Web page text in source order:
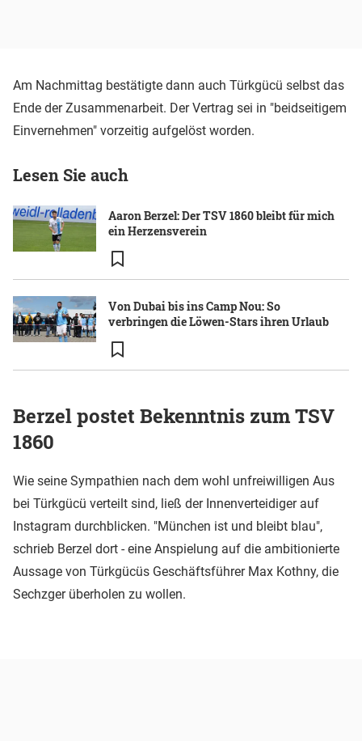
Am Nachmittag bestätigte dann auch Türkgücü selbst das
Ende der Zusammenarbeit. Der Vertrag sei in "beidseitigem
Einvernehmen" vorzeitig aufgelöst worden.
Lesen Sie auch
Aaron Berzel: Der TSV 1860 bleibt für mich
ein Herzensverein
Von Dubai bis ins Camp Nou: So
verbringen die Löwen-Stars ihren Urlaub
Berzel postet Bekenntnis zum TSV
1860
Wie seine Sympathien nach dem wohl unfreiwilligen Aus
bei Türkgücü verteilt sind, ließ der Innenverteidiger auf
Instagram durchblicken. "München ist und bleibt blau",
schrieb Berzel dort - eine Anspielung auf die ambitionierte
Aussage von Türkgücüs Geschäftsführer Max Kothny, die
Sechzger überholen zu wollen.